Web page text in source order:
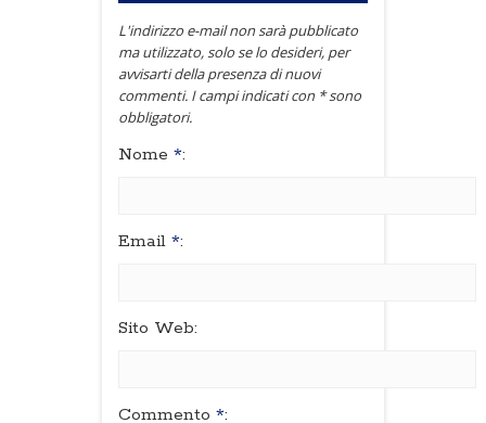
L'indirizzo e-mail non sarà pubblicato
ma utilizzato, solo se lo desideri, per
avvisarti della presenza di nuovi
commenti. I campi indicati con * sono
obbligatori.
Nome *:
Email *:
Sito Web:
Commento *: